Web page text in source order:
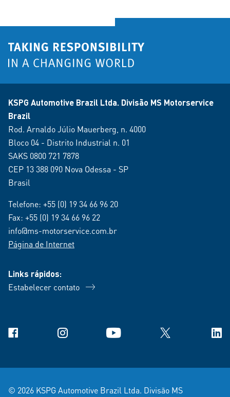
KSPG Automotive Brazil Ltda. Divisão MS Motorservice
Brazil
Rod. Arnaldo Júlio Mauerberg, n. 4000
Bloco 04 - Distrito Industrial n. 01
SAKS 0800 721 7878
CEP 13 388 090 Nova Odessa - SP
Brasil
Telefone: +55 (0) 19 34 66 96 20
Fax: +55 (0) 19 34 66 96 22
info@ms-motorservice.com.br
Página de Internet
Links rápidos:
Estabelecer contato
Facebook Instagram YouTube X
© 2026 KSPG Automotive Brazil Ltda. Divisão MS